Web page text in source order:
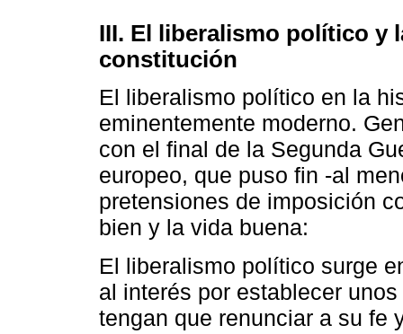
III. El liberalismo político y
constitución
El liberalismo político en la
eminentemente moderno.
con el final de la Segunda
europeo, que puso fin -al
pretensiones de imposición
bien y la vida buena:
El liberalismo político surge
al interés por establecer
tengan que renunciar a su fe